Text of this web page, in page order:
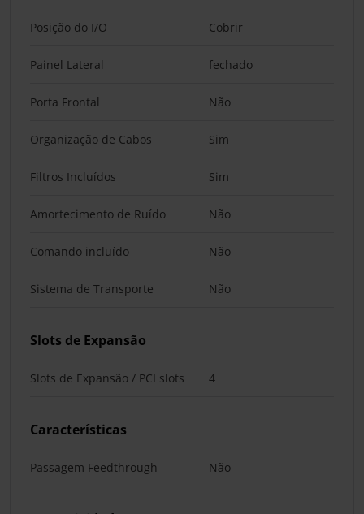
Posição do I/O Cobrir
Painel Lateral fechado
Porta Frontal Não
Organização de Cabos Sim
Filtros Incluídos Sim
Amortecimento de Ruído Não
Comando incluído Não
Sistema de Transporte Não
Slots de Expansão
Slots de Expansão / PCI slots 4
Características
Passagem Feedthrough Não